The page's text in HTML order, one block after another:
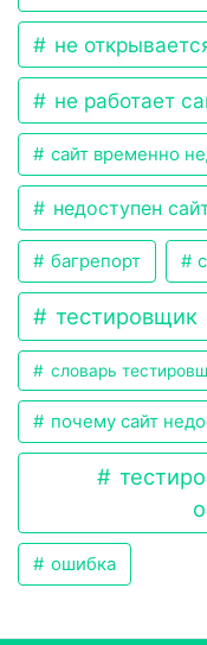
не
не работает
сайт временно
недоступен
багрепорт
тестировщик
словарь
почему сайт
ошибка